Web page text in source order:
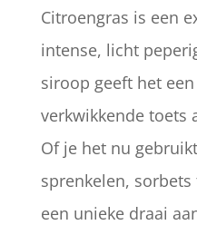
Citroengras is een
intense, licht
siroop geeft het
verkwikkende toets
Of je het nu
sprenkelen,
een unieke draai